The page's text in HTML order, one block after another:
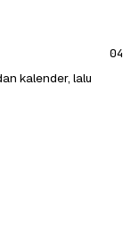
kalender, lalu
04